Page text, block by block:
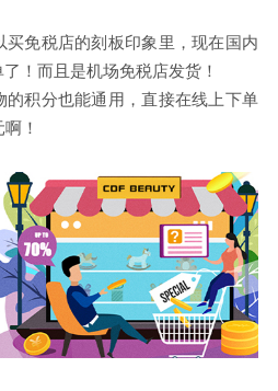
免税店的刻板印象里，现在国内
！而且是机场免税店发货！
的积分也能通用，直接在线上下单
！